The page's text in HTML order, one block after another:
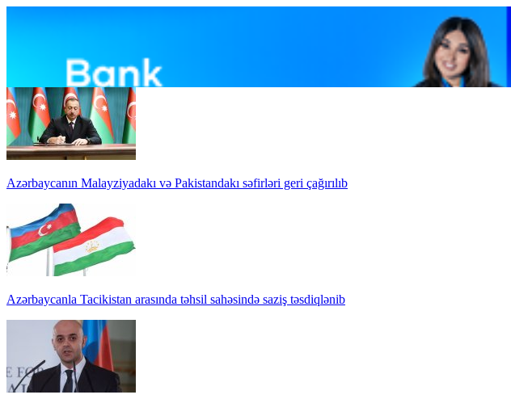
Azərbaycanın Malayziyadakı və Pakistandakı səfirləri geri çağırılıb
Azərbaycanla Tacikistan arasında təhsil sahəsində saziş təsdiqlənib